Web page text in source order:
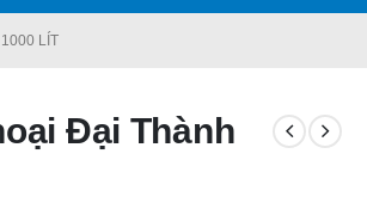
LÍT
Đại Thành